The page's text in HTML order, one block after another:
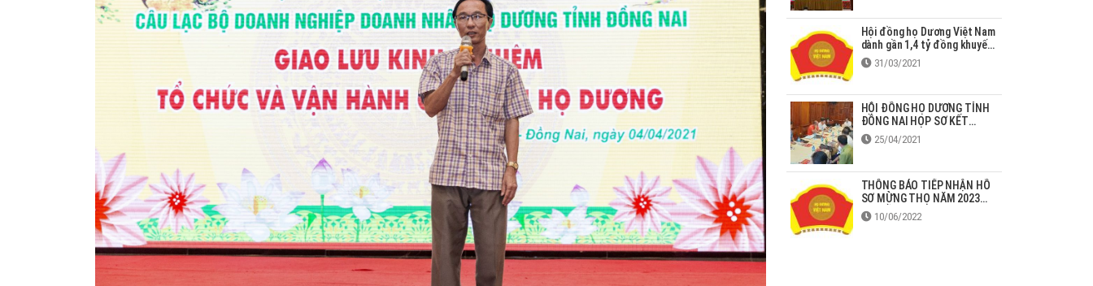
Hội đồng họ Dương Việt Nam
dành gần 1,4 tỷ đồng khuyến
học, khuyến tài cho con em
tại Bắc Giang
31/03/2021
HỘI ĐỒNG HỌ DƯƠNG TỈNH
ĐỒNG NAI HỌP SƠ KẾT
HOẠT ĐỘNG QUÝ I NĂM 2021
25/04/2021
THÔNG BÁO TIẾP NHẬN HỒ
SƠ MỪNG THỌ NĂM 2023
TẠI ĐỒNG NAI
10/06/2022